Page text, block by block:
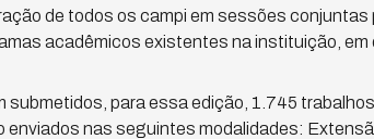
de todos os campi em sessões
acadêmicos existentes na instituição, em
submetidos, para essa edição, 1.745
enviados nas seguintes modalidades: